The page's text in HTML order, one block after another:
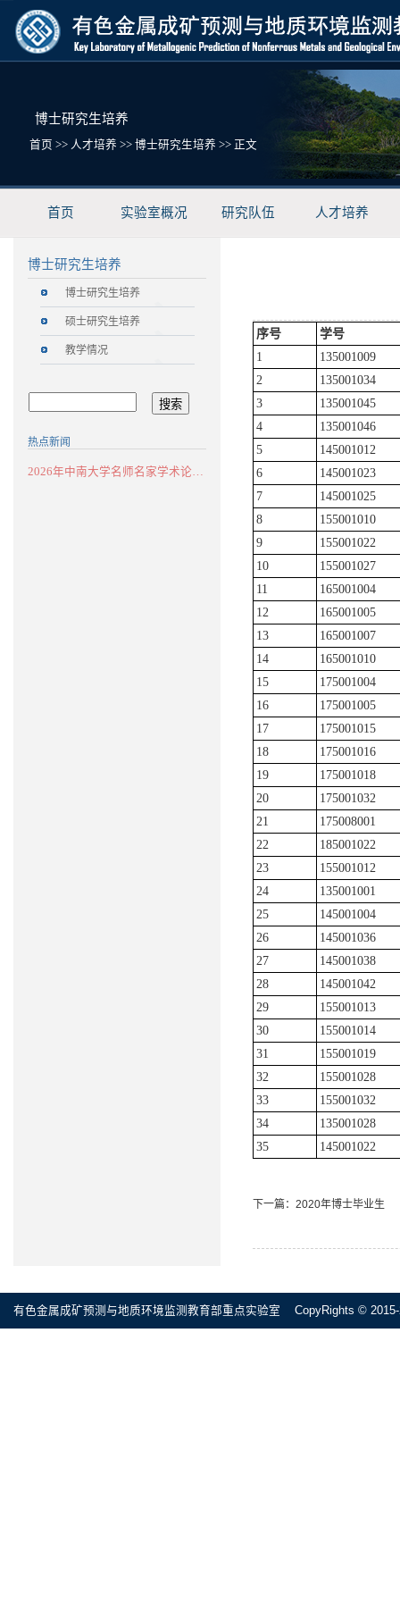
博士研究生培养
首页 >> 人才培养 >> 博士研究生培养 >> 正文
首页 实验室概况 研究队伍 人才培养
博士研究生培养
博士研究生培养
硕士研究生培养
教学情况
热点新闻
序号
学号
1
135001009
2
135001034
3
135001045
4
135001046
5
145001012
6
145001023
7
145001025
8
155001010
9
155001022
10
155001027
11
165001004
12
165001005
13
165001007
14
165001010
15
175001004
16
175001005
17
175001015
18
175001016
19
175001018
20
175001032
21
175008001
22
185001022
23
155001012
24
135001001
25
145001004
26
145001036
27
145001038
28
145001042
29
155001013
30
155001014
31
155001019
32
155001028
33
155001032
34
135001028
35
145001022
下一篇： 2020年博士毕业生
有色金属成矿预测与地质环境监测教育部重点实验室 CopyRights ©